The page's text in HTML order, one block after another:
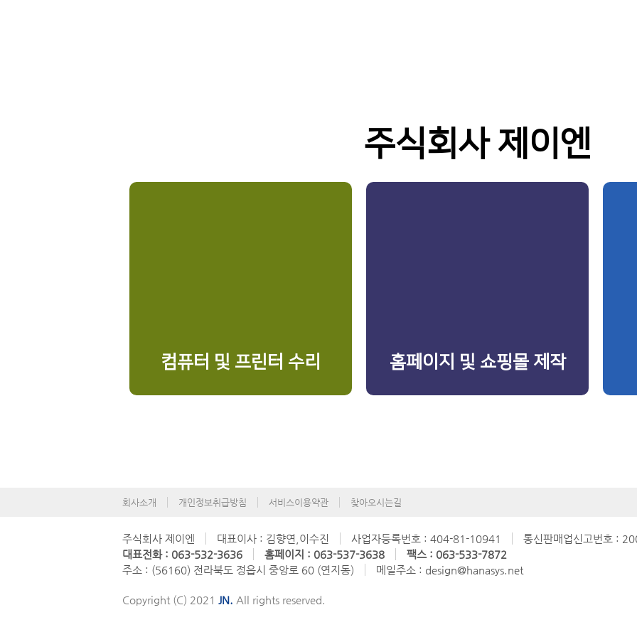
주식회사 제이엔
컴퓨터 및 프린터 수리 홈페이지 및 쇼핑몰 제작
회사소개 개인정보취급방침 서비스이용약관 찾아오시는길
주식회사 제이엔 대표이사 : 김향연,이수진 사업자등록번호 : 404-81-10941 통신판매업신고번호 :
대표전화 : 063-532-3636
홈페이지 : 063-537-3638
팩스 : 063-533-7872
주소 : (56160) 전라북도 정읍시 중앙로 60 (연지동)
메일주소 : design@hanasys.net
Copyright (C) 2021 JN. All rights reserved.